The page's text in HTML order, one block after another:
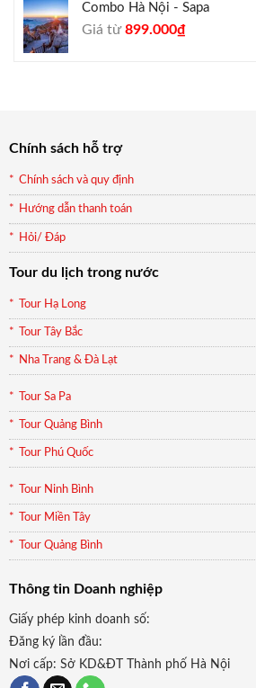
Combo Hà Nội - Sapa
Giá từGiá
899.000₫Giá
Chính sách hỗ trợ
Chính sách và quy định
Hướng dẫn thanh toán
Hỏi/ Đáp
Tour du lịch trong nước
Tour Hạ Long
Tour Tây Bắc
Nha Trang & Đà Lạt
Tour Sa Pa
Tour Quảng Bình
Tour Phú Quốc
Tour Ninh Bình
Tour Miền Tây
Tour Quảng Bình
Thông tin Doanh nghiệp
Giấy phép kinh doanh số:
Đăng ký lần đầu:
Nơi cấp: Sở KD&ĐT Thành phố Hà Nội